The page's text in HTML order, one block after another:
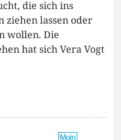
die sich ins
ziehen lassen oder
wollen. Die
hat sich Vera Vogt